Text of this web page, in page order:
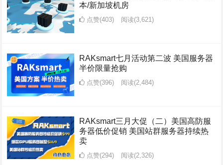
本/新加坡机房
点赞(403) 阅读(3,621)
RAKsmart七月活动第二波 美国服务器
半价限量抢购
点赞(396) 阅读(2,484)
RAKsmart三月大促（二）美国高防服
务器低价促销 美国站群服务器持续热
卖
点赞(294) 阅读(2,326)